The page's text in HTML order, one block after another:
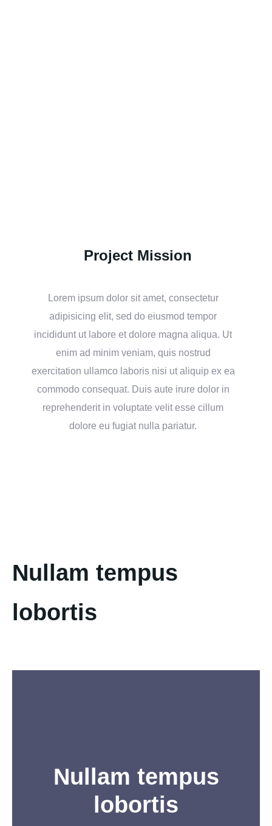
Project Mission
Lorem ipsum dolor sit amet, consectetur
adipisicing elit, sed do eiusmod tempor
incididunt ut labore et dolore magna aliqua. Ut
enim ad minim veniam, quis nostrud
exercitation ullamco laboris nisi ut aliquip ex ea
commodo consequat. Duis aute irure dolor in
reprehenderit in voluptate velit esse cillum
dolore eu fugiat nulla pariatur.
Nullam tempus
lobortis
Nullam tempus
lobortis